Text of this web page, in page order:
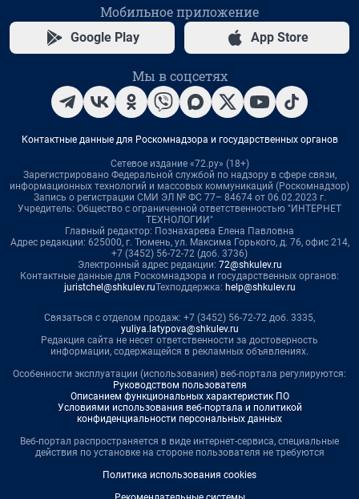
Мобильное приложение
Google Play App Store
Мы в соцсетях
Контактные данные для Роскомнадзора и государственных органов
Сетевое издание «72.ру» (18+)
Зарегистрировано Федеральной службой по надзору в сфере связи,
информационных технологий и массовых коммуникаций (Роскомнадзор)
Запись о регистрации СМИ ЭЛ № ФС 77– 84674 от 06.02.2023 г.
Учредитель: Общество с ограниченной ответственностью "ИНТЕРНЕТ
ТЕХНОЛОГИИ"
Главный редактор: Познахарева Елена Павловна
Адрес редакции: 625000, г. Тюмень, ул. Максима Горького, д. 76, офис 214,
+7 (3452) 56-72-72 (доб. 3736)
Электронный адрес редакции: 72@shkulev.ru
Контактные данные для Роскомнадзора и государственных органов:
juristchel@shkulev.ruТехподдержка: help@shkulev.ru
Связаться с отделом продаж: +7 (3452) 56-72-72 доб. 3335,
yuliya.latypova@shkulev.ru
Редакция сайта не несет ответственности за достоверность
информации, содержащейся в рекламных объявлениях.
Особенности эксплуатации (использования) веб-портала регулируются:
Руководством пользователя
Описанием функциональных характеристик ПО
Условиями использования веб-портала и политикой
конфиденциальности персональных данных
Веб-портал распространяется в виде интернет-сервиса, специальные
действия по установке на стороне пользователя не требуются
Политика использования cookies